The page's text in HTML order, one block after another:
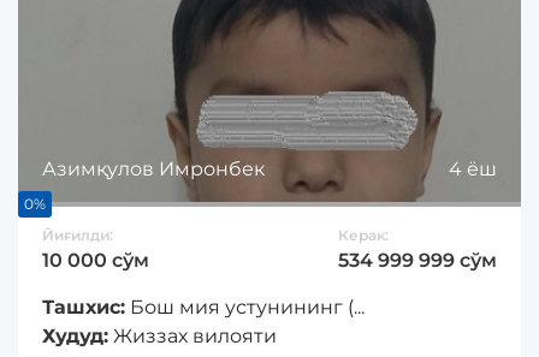
Азимқулов Имронбек 4 ёш
0%
Йиғилди:
10 000 сўм
Керак:
534 999 999 сўм
Ташхис: Бош мия устунининг (...
Худуд: Жиззах вилояти